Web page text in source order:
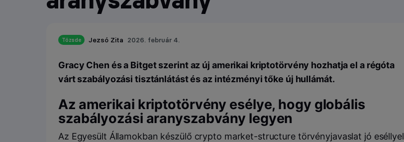
Tőzsde Jezsó Zita 2026. február 4.
Gracy Chen és a Bitget szerint az új amerikai kriptotörvény hozhatja el a régóta
várt szabályozási tisztánlátást és az intézményi tőke új hullámát.
Az amerikai kriptotörvény esélye, hogy globális
szabályozási aranyszabvány legyen
Az Egyesült Államokban készülő crypto market-structure törvényjavaslat jó eséllyel